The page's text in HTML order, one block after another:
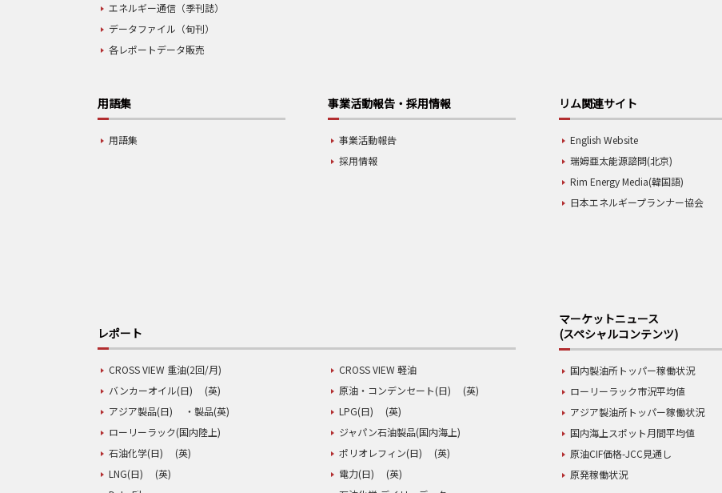
エネルギー通信（季刊誌）
データファイル（旬刊）
各レポートデータ販売
用語集
用語集
事業活動報告・採用情報
事業活動報告
採用情報
リム関連サイト
English Website
瑞姆亜太能源諮問(北京)
Rim Energy Media(韓国語)
日本エネルギープランナー協会
レポート
CROSS VIEW 重油(2回/月)
CROSS VIEW 軽油
バンカーオイル(日)
(英) 原油・コンデンセート(日)
(英)
アジア製品(日)
・製品(英) LPG(日)
(英)
ローリーラック(国内陸上)
ジャパン石油製品(国内海上)
石油化学(日)
(英) ポリオレフィン(日)
(英)
LNG(日)
(英) 電力(日)
(英)
マーケットニュース
(スペシャルコンテンツ)
国内製油所トッパー稼働状況
ローリーラック市況平均値
アジア製油所トッパー稼働状況
国内海上スポット月間平均値
原油CIF価格-JCC見通し
原発稼働状況